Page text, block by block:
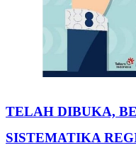
TELAH DIBUKA,
SISTEMATIKA